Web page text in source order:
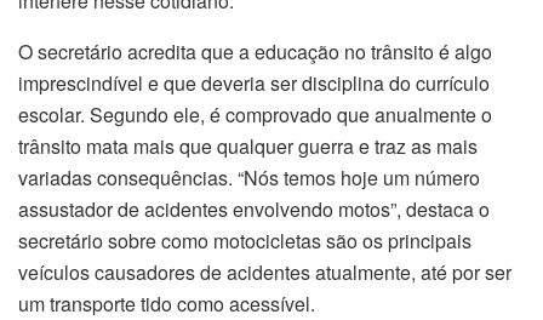
O secretário acredita que a educação no trânsito é algo
imprescindível e que deveria ser disciplina do currículo
escolar. Segundo ele, é comprovado que anualmente o
trânsito mata mais que qualquer guerra e traz as mais
variadas consequências. “Nós temos hoje um número
assustador de acidentes envolvendo motos”, destaca o
secretário sobre como motocicletas são os principais
veículos causadores de acidentes atualmente, até por ser
um transporte tido como acessível.